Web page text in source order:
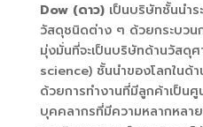
Dow (ดาว)เป็นบริษัทชั้นนำ
วัสดุชนิดต่าง ๆ ด้วยกระบวน
มุ่งมั่นที่จะเป็นบริษัทด้านวัสดุ
science) ชั้นนำของโลกในด้
ด้วยการทำงานที่มีลูกค้าเป็น
บุคคลากรที่มีความหลากหล